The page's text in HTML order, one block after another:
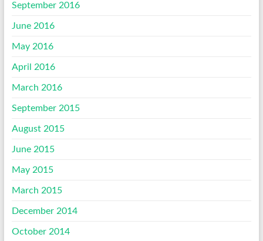
September 2016
June 2016
May 2016
April 2016
March 2016
September 2015
August 2015
June 2015
May 2015
March 2015
December 2014
October 2014